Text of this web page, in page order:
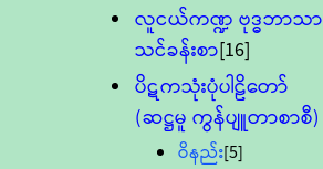
လူငယ်ကဏ္ဍ ဗုဒ္ဓဘာသာ
သင်ခန်းစာ[16]
ပိဋကသုံးပုံပါဠိတော်
(ဆဋ္ဌမူ ကွန်ပျူတာစာစီ)
ဝိနည်း[5]